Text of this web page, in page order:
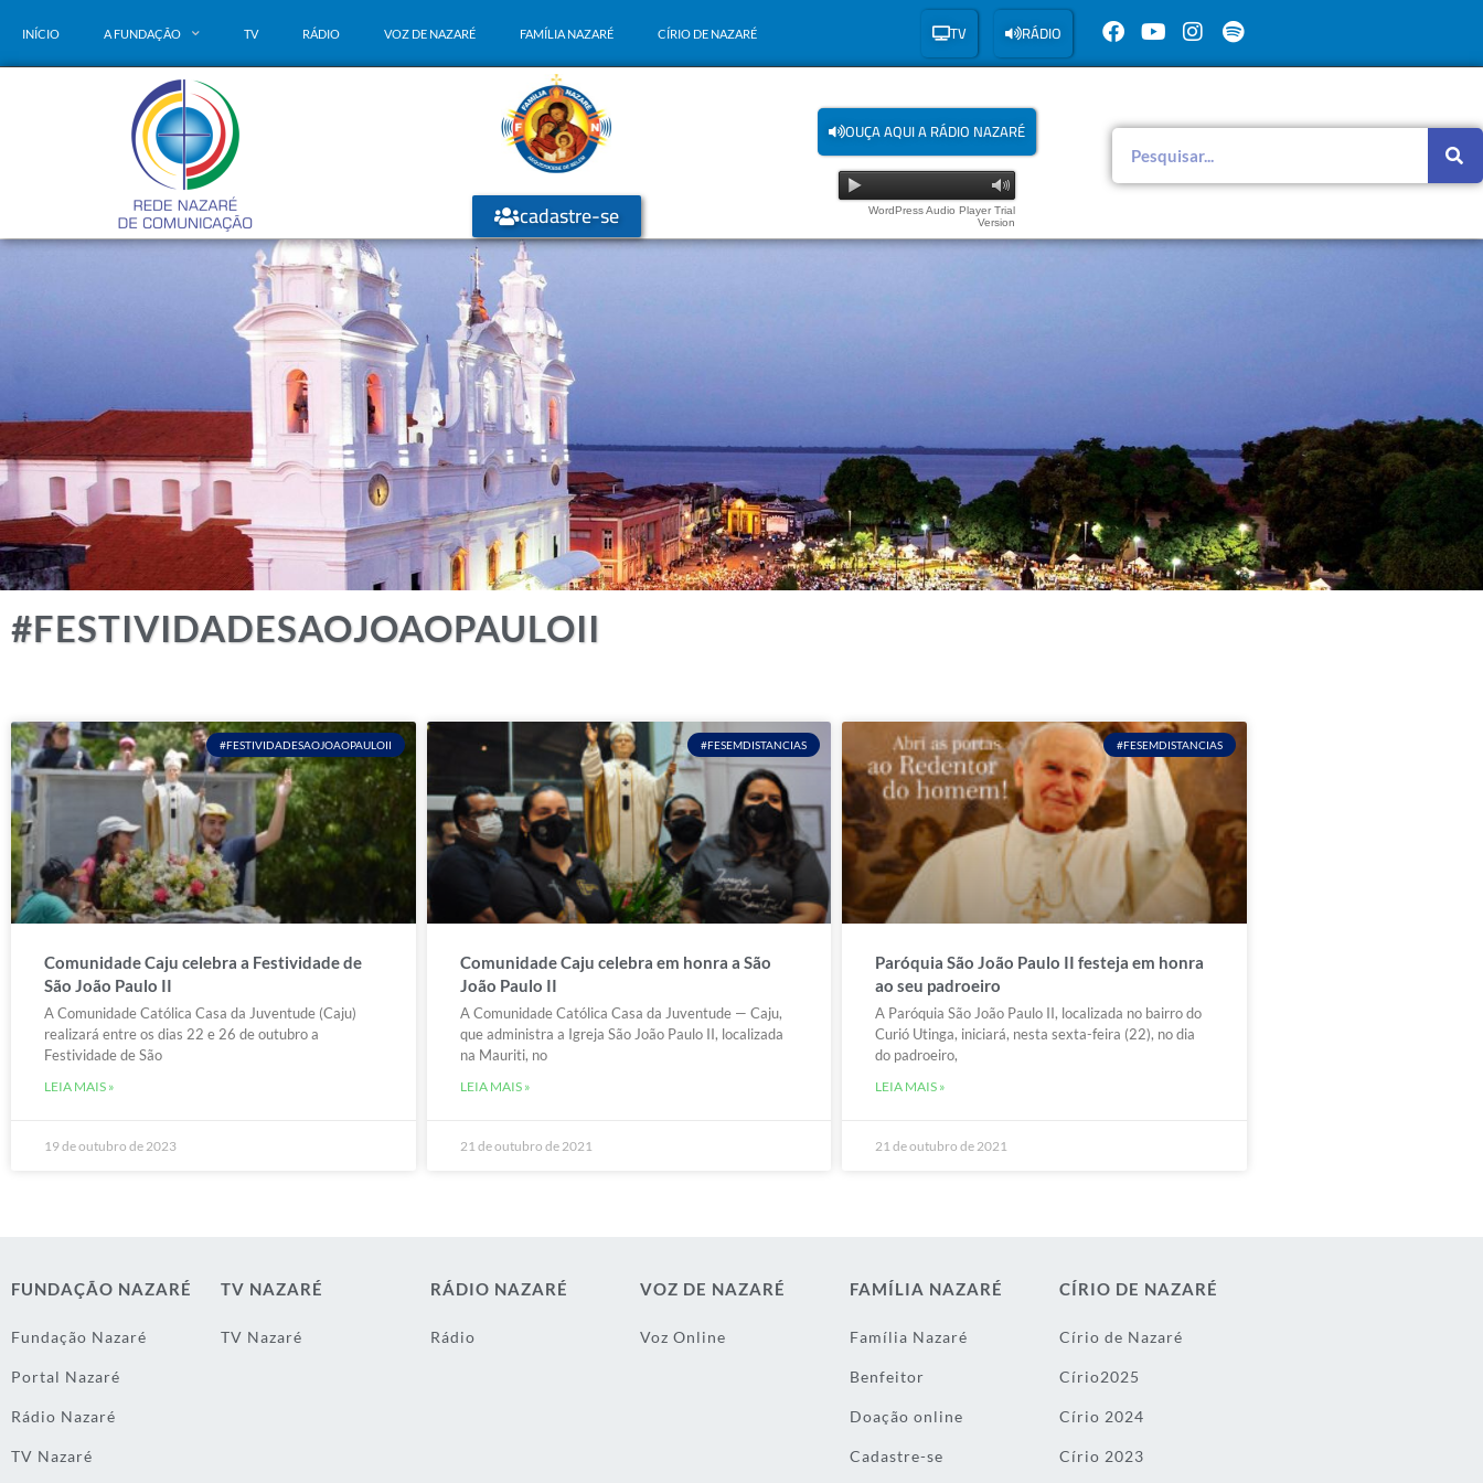
INÍCIO A FUNDAÇÃO TV RÁDIO VOZ DE NAZARÉ FAMÍLIA NAZARÉ CÍRIO DE NAZARÉ TV RÁDIO
cadastre-se
OUÇA AQUI A RÁDIO NAZARÉ
WordPress Audio Player Trial
Version
#FESTIVIDADESAOJOAOPAULOII
#FESTIVIDADESAOJOAOPAULOII
Comunidade Caju celebra a Festividade de
São João Paulo II
A Comunidade Católica Casa da Juventude (Caju)
realizará entre os dias 22 e 26 de outubro a
Festividade de São
LEIA MAIS »
19 de outubro de 2023
#FESEMDISTANCIAS
Comunidade Caju celebra em honra a São
João Paulo II
A Comunidade Católica Casa da Juventude — Caju,
que administra a Igreja São João Paulo II, localizada
na Mauriti, no
LEIA MAIS »
21 de outubro de 2021
#FESEMDISTANCIAS
Paróquia São João Paulo II festeja em honra
ao seu padroeiro
A Paróquia São João Paulo II, localizada no bairro do
Curió Utinga, iniciará, nesta sexta-feira (22), no dia
do padroeiro,
LEIA MAIS »
21 de outubro de 2021
FUNDAÇÃO NAZARÉ
Fundação Nazaré
Portal Nazaré
Rádio Nazaré
TV Nazaré
TV NAZARÉ
TV Nazaré
RÁDIO NAZARÉ
Rádio
VOZ DE NAZARÉ
Voz Online
FAMÍLIA NAZARÉ
Família Nazaré
Benfeitor
Doação online
Cadastre-se
CÍRIO DE NAZARÉ
Círio de Nazaré
Círio2025
Círio 2024
Círio 2023